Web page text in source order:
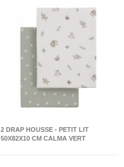
2 DRAP HOUSSE - PETIT LIT
50X82X10 CM CALMA VERT